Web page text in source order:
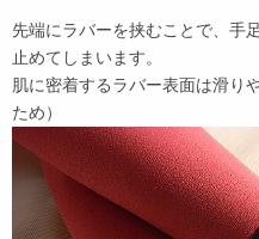
先端にラバーを挟むことで、手
止めてしまいます。
肌に密着するラバー表面は滑り
ため）